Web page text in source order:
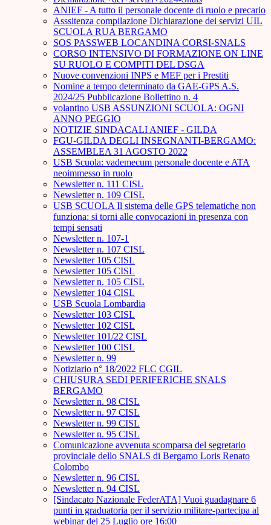
ANIEF - A tutto il personale docente di ruolo e precario
Asssitenza compilazione Dichiarazione dei servizi UIL
SCUOLA RUA BERGAMO
SOS PASSWEB LOCANDINA CORSI-SNALS
CORSO INTENSIVO DI FORMAZIONE ON LINE
SU RUOLO E COMPITI DEL DSGA
Nuove convenzioni INPS e MEF per i Prestiti
Nomine a tempo determinato da GAE-GPS A.S.
2024/25 Pubblicazione Bollettino n. 4
volantino USB ASSUNZIONI SCUOLA: OGNI
ANNO PEGGIO
NOTIZIE SINDACALI ANIEF - GILDA
FGU-GILDA DEGLI INSEGNANTI-BERGAMO:
ASSEMBLEA 31 AGOSTO 2022
USB Scuola: vademecum personale docente e ATA
neoimmesso in ruolo
Newsletter n. 111 CISL
Newsletter n. 109 CISL
USB SCUOLA Il sistema delle GPS telematiche non
funziona: si torni alle convocazioni in presenza con
tempi sensati
Newsletter n. 107-1
Newsletter n. 107 CISL
Newsletter 105 CISL
Newsletter 105 CISL
Newsletter n. 105 CISL
Newsletter 104 CISL
USB Scuola Lombardia
Newsletter 103 CISL
Newsletter 102 CISL
Newsletter 101/22 CISL
Newsletter 100 CISL
Newsletter n. 99
Notiziario n° 18/2022 FLC CGIL
CHIUSURA SEDI PERIFERICHE SNALS
BERGAMO
Newsletter n. 98 CISL
Newsletter n. 97 CISL
Newsletter n. 99 CISL
Newsletter n. 95 CISL
Comunicazione avvenuta scomparsa del segretario
provinciale dello SNALS di Bergamo Loris Renato
Colombo
Newsletter n. 96 CISL
Newsletter n. 94 CISL
[Sindacato Nazionale FederATA] Vuoi guadagnare 6
punti in graduatoria per il servizio militare-partecipa al
webinar del 25 Luglio ore 16:00